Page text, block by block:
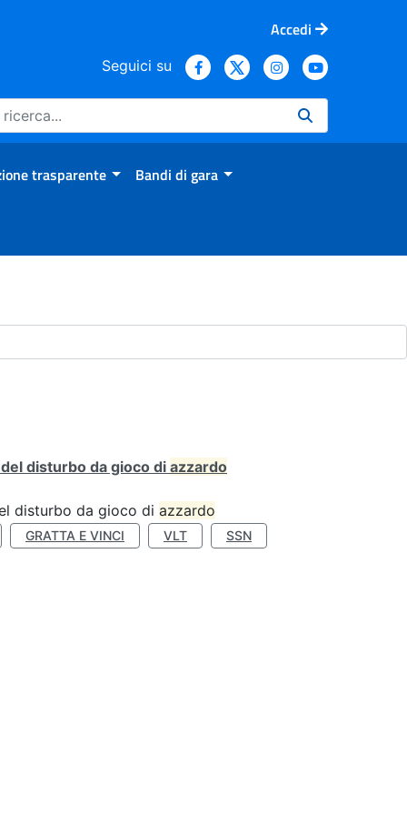
Accedi
Seguici su
trasparente Bandi di gara
disturbo da gioco di azzardo
disturbo da gioco di azzardo
GRATTA E VINCI VLT SSN